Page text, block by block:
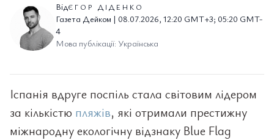
ВідЄГОР ДІДЕНКО
Газета Дейком | 08.07.2026, 12:20 GMT+3; 05:20 GMT-
4
Мова публікації: Українська
Іспанія вдруге поспіль стала світовим лідером
за кількістю пляжів, які отримали престижну
міжнародну екологічну відзнаку Blue Flag